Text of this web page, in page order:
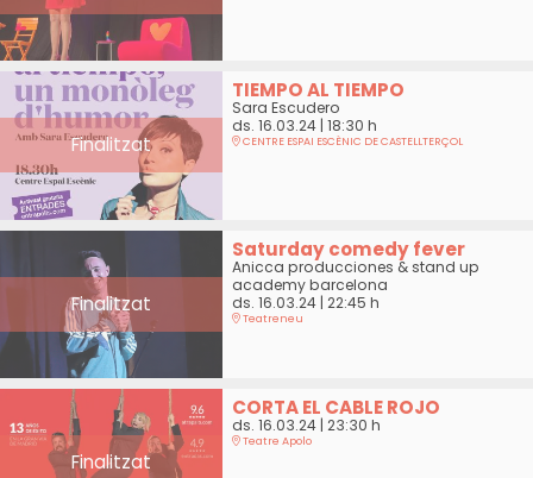
Finalitzat
TIEMPO AL TIEMPO
Sara Escudero
ds. 16.03.24| 18:30 h
CENTRE ESPAI ESCÈNIC DE CASTELLTERÇOL
Finalitzat
Saturday comedy fever
Anicca producciones & stand up
academy barcelona
ds. 16.03.24| 22:45 h
Teatreneu
Finalitzat
CORTA EL CABLE ROJO
ds. 16.03.24| 23:30 h
Teatre Apolo